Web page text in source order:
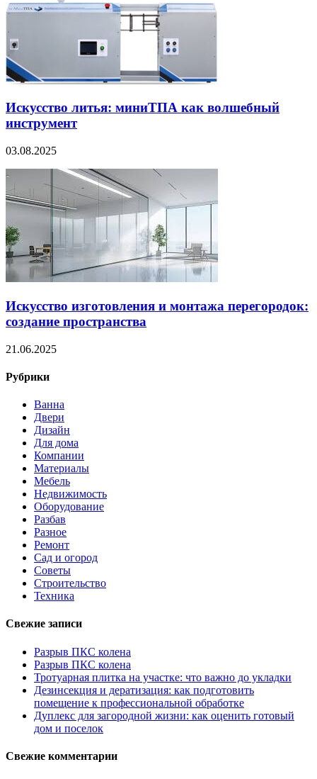
Искусство литья: миниТПА как волшебный
инструмент
03.08.2025
Искусство изготовления и монтажа перегородок:
создание пространства
21.06.2025
Рубрики
Ванна
Двери
Дизайн
Для дома
Компании
Материалы
Мебель
Недвижимость
Оборудование
Разбав
Разное
Ремонт
Сад и огород
Советы
Строительство
Техника
Свежие записи
Разрыв ПКС колена
Разрыв ПКС колена
Тротуарная плитка на участке: что важно до укладки
Дезинсекция и дератизация: как подготовить
помещение к профессиональной обработке
Дуплекс для загородной жизни: как оценить готовый
дом и поселок
Свежие комментарии